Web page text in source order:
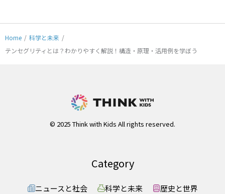
Home / 科学と未来 /
テンセグリティとは？わかりやすく解説！構造・原理・活用例を学ぼう
© 2025 Think with Kids All rights reserved.
Category
ニュースと社会 科学と未来 歴史と世界